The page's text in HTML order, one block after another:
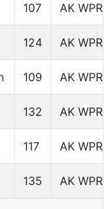
107 AK
124 AK
109 AK
132 AK
117 AK
135 AK